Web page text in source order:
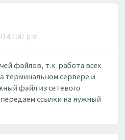
1:47 pm
файлов, т.к. работа всех
терминальном сервере и
файл из сетевого
ссылки на нужный